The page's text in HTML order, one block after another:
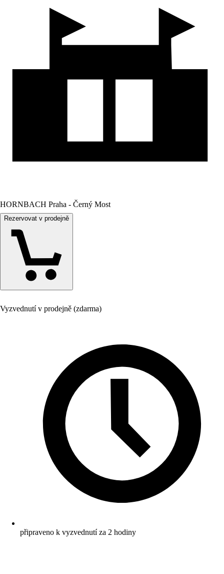
HORNBACH Praha - Černý Most
Rezervovat v prodejně
Vyzvednutí v prodejně (zdarma)
připraveno k vyzvednutí za 2 hodiny